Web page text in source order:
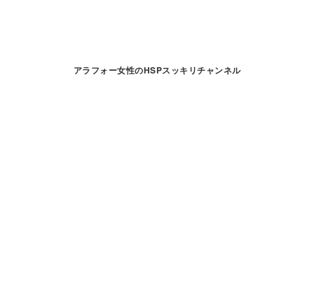
アラフォー女性のHSPスッキリチャンネル